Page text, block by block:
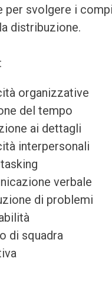
per svolgere i
distribuzione.
organizzative
del tempo
ai dettagli
interpersonali
verbale
di problemi
di squadra